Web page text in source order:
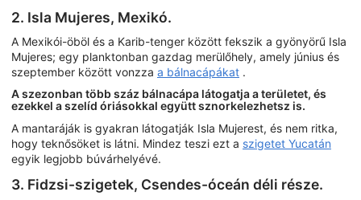
2. Isla Mujeres, Mexikó.
A Mexikói-öböl és a Karib-tenger között fekszik a gyönyörű Isla
Mujeres; egy planktonban gazdag merülőhely, amely június és
szeptember között vonzza a bálnacápákat .
A szezonban több száz bálnacápa látogatja a területet, és
ezekkel a szelíd óriásokkal együtt sznorkelezhetsz is.
A mantaráják is gyakran látogatják Isla Mujerest, és nem ritka,
hogy teknősöket is látni. Mindez teszi ezt a szigetet Yucatán
egyik legjobb búvárhelyévé.
3. Fidzsi-szigetek, Csendes-óceán déli része.